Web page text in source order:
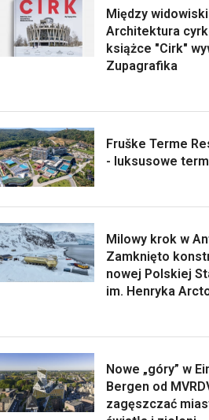
Między
Architektura
książce "Cirk"
Zupagrafika
Fruške Terme
- luksusowe
Milowy krok w
Zamknięto
nowej Polskiej
im. Henryka
Nowe „góry” w
Bergen od
zagęszczać